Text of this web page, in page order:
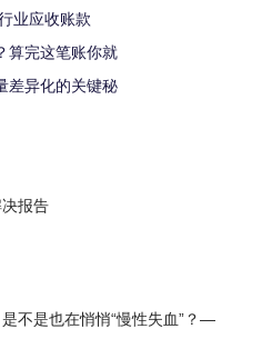
业应收账款
算完这笔账你就
差异化的关键秘
报告
不是也在悄悄“慢性失血”？—